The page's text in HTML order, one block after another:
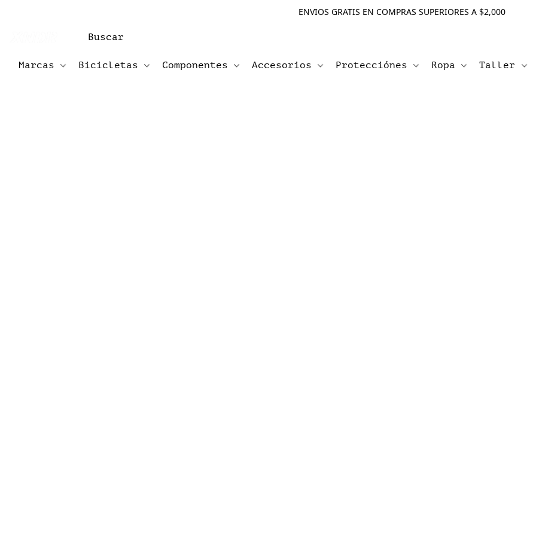
ENVIOS GRATIS EN COMPRAS SUPERIORES A $2,000
Marcas Bicicletas Componentes Accesorios Protecciónes Ropa Taller